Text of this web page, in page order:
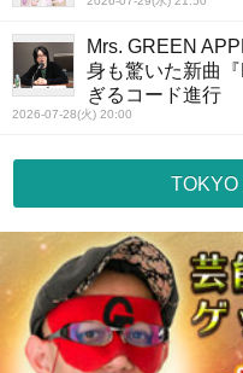
Mrs. GREEN
身も驚いた新曲
ぎるコード進行
2026-07-28(火) 20:00
TOKYO